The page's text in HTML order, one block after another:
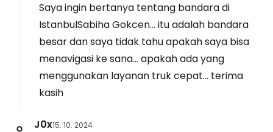
Saya ingin bertanya tentang bandara di
IstanbulSabiha Gokcen... itu adalah bandara
besar dan saya tidak tahu apakah saya bisa
menavigasi ke sana... apakah ada yang
menggunakan layanan truk cepat... terima
kasih
J0x15. 10. 2024